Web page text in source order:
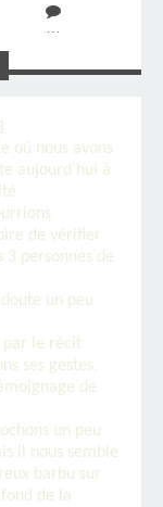
…
où nous avons
aujourd’hui à
de vérifier
3 personnes de
un peu
par le récit
ses gestes,
de
un peu
il nous semble
barbu sur
de la